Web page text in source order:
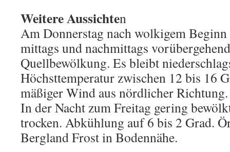
Weitere Aussichten
Am Donnerstag nach wolkigem
mittags und nachmittags
Quellbewölkung. Es bleibt
Höchsttemperatur zwischen 12 bis 16
mäßiger Wind aus nördlicher Richtung.
In der Nacht zum Freitag gering
trocken. Abkühlung auf 6 bis 2 Grad.
Bergland Frost in Bodennähe.